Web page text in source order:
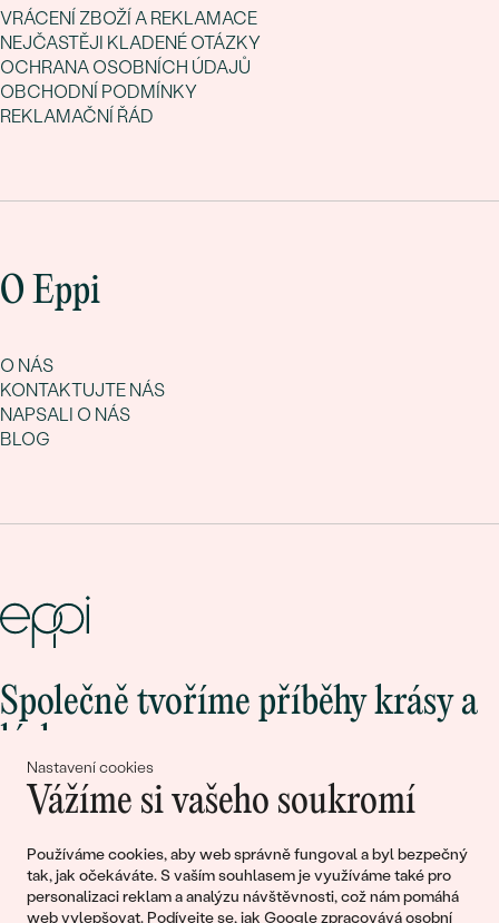
Nastavení cookies
Vážíme si vašeho soukromí
Používáme cookies, aby web správně fungoval a byl bezpečný
tak, jak očekáváte. S vaším souhlasem je využíváme také pro
personalizaci reklam a analýzu návštěvnosti, což nám pomáhá
web vylepšovat. Podívejte se, jak Google zpracovává osobní
VRÁCENÍ ZBOŽÍ A REKLAMACE
NEJČASTĚJI KLADENÉ OTÁZKY
OCHRANA OSOBNÍCH ÚDAJŮ
OBCHODNÍ PODMÍNKY
REKLAMAČNÍ ŘÁD
O Eppi
O NÁS
KONTAKTUJTE NÁS
NAPSALI O NÁS
BLOG
Společně tvoříme příběhy krásy a
lásky
Připojte se k nám!